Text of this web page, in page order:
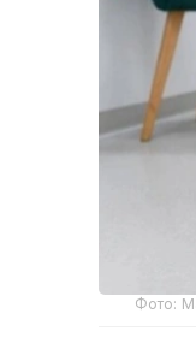
Фото: